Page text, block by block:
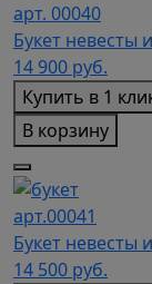
арт. 00040
Букет невесты
14 900 руб.
Купить в 1
В корзину
арт.00041
Букет невесты
14 500 руб.